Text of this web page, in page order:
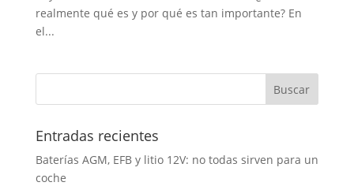
realmente qué es y por qué es tan importante? En
el...
Entradas recientes
Baterías AGM, EFB y litio 12V: no todas sirven para un
coche